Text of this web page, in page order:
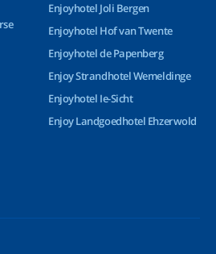
Enjoyhotel Joli Bergen
Enjoyhotel Hof van Twente
Enjoyhotel de Papenberg
Enjoy Strandhotel Wemeldinge
Enjoyhotel Ie-Sicht
Enjoy Landgoedhotel Ehzerwold